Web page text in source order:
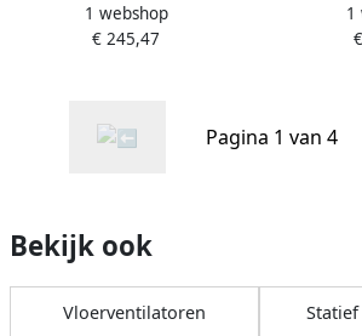
3900M3 H | dia:300mm |
750W excl. koker met
1 webshop
€ 245,47
1
Pagina 1 van 4
Bekijk ook
Vloerventilatoren